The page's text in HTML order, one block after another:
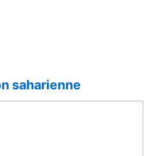
saharienne